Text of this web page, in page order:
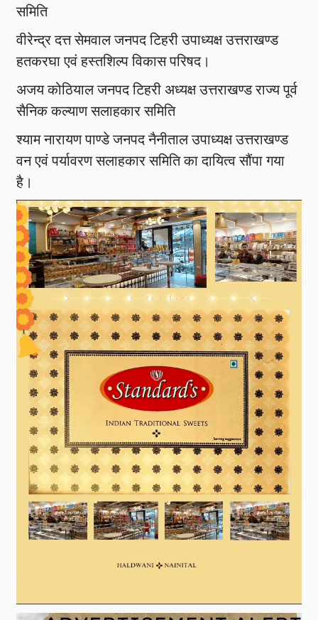
समिति
वीरेन्द्र दत्त सेमवाल जनपद टिहरी उपाध्यक्ष उत्तराखण्ड
हतकरघा एवं हस्तशिल्प विकास परिषद।
अजय कोठियाल जनपद टिहरी अध्यक्ष उत्तराखण्ड राज्य पूर्व
सैनिक कल्याण सलाहकार समिति
श्याम नारायण पाण्डे जनपद नैनीताल उपाध्यक्ष उत्तराखण्ड
वन एवं पर्यावरण सलाहकार समिति का दायित्व सौंपा गया
है।